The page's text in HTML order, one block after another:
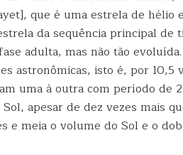
que é uma estrela de hélio
da sequência principal de
adulta, mas não tão
astronômicas, isto é, por 10,5
uma à outra com período de
apesar de dez vezes mais
e meia o volume do Sol e o